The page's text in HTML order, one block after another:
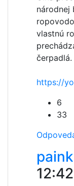
národnej
vlastnú
čerpadlá.
https://
6
33
12:42